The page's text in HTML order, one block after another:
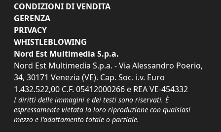
CONDIZIONI DI VENDITA
GERENZA
PRIVACY
WHISTLEBLOWING
Nord Est Multimedia S.p.a.
Nord Est Multimedia S.p.a. - Via Alessandro Poerio,
34, 30171 Venezia (VE). Cap. Soc. i.v. Euro
1.432.522,00 C.F. 05412000266 e REA VE-454332
I diritti delle immagini e dei testi sono riservati. È
espressamente vietata la loro riproduzione con qualsiasi
mezzo e l'adattamento totale o parziale.